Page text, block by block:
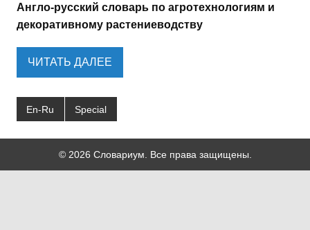
Англо-русский словарь по агротехнологиям и
декоративному растениеводству
ЧИТАТЬ ДАЛЕЕ
En-Ru Special
© 2026 Словариум. Все права защищены.